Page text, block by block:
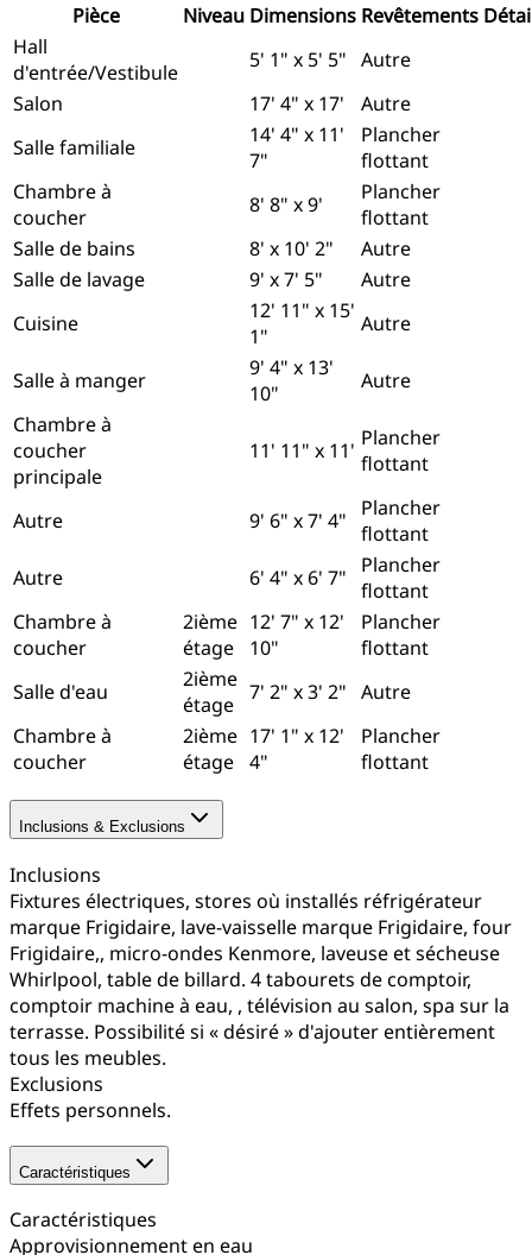
Pièce Niveau Dimensions Revêtements
Hall
d'entrée/Vestibule
5' 1" x 5' 5" Autre
Salon
17' 4" x 17'
Autre
Salle familiale
14' 4" x 11'
7"
Plancher
flottant
Chambre à
coucher
8' 8" x 9'
Plancher
flottant
Salle de bains
8' x 10' 2"
Autre
Salle de lavage
9' x 7' 5"
Autre
Cuisine
12' 11" x 15'
1"
Autre
Salle à manger
9' 4" x 13'
10"
Autre
Chambre à
coucher
principale
11' 11" x 11' Plancher
flottant
Autre 9' 6" x 7' 4"
Plancher
flottant
Autre
6' 4" x 6' 7"
Plancher
flottant
Chambre à
coucher
2ième
étage
12' 7" x 12'
10"
Plancher
flottant
Salle d'eau
2ième
étage 7' 2" x 3' 2" Autre
Chambre à
coucher
2ième
étage
17' 1" x 12'
4"
Plancher
flottant
Inclusions & Exclusions
Inclusions
Fixtures électriques, stores où installés réfrigérateur
marque Frigidaire, lave-vaisselle marque Frigidaire, four
Frigidaire,, micro-ondes Kenmore, laveuse et sécheuse
Whirlpool, table de billard. 4 tabourets de comptoir,
comptoir machine à eau, , télévision au salon, spa sur la
terrasse. Possibilité si « désiré » d'ajouter entièrement
tous les meubles.
Exclusions
Effets personnels.
Caractéristiques
Caractéristiques
Approvisionnement en eau